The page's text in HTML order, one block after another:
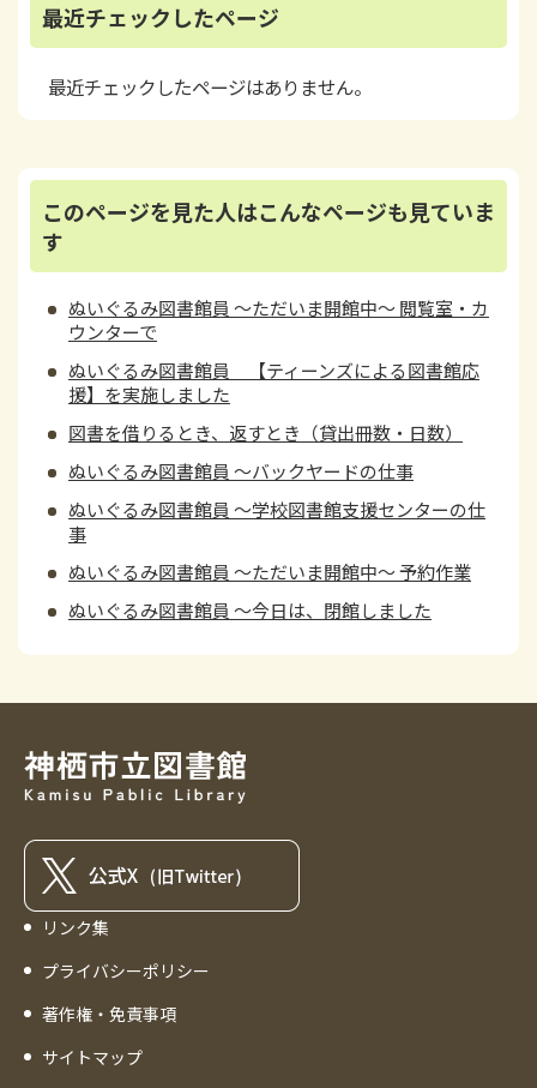
最近チェックしたページ
最近チェックしたページはありません。
このページを見た人はこんなページも見ていま
す
ぬいぐるみ図書館員 ～ただいま開館中～ 閲覧室・カ
ウンターで
ぬいぐるみ図書館員 【ティーンズによる図書館応
援】を実施しました
図書を借りるとき、返すとき（貸出冊数・日数）
ぬいぐるみ図書館員 ～バックヤードの仕事
ぬいぐるみ図書館員 ～学校図書館支援センターの仕
事
ぬいぐるみ図書館員 ～ただいま開館中～ 予約作業
ぬいぐるみ図書館員 ～今日は、閉館しました
リンク集
プライバシーポリシー
著作権・免責事項
サイトマップ